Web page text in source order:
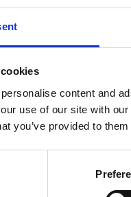
content and
use of our site with
you’ve provided to
semplicemente detto la
del Comune, non
di farlo”.